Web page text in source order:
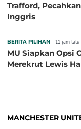
Trafford,
Inggris
BERITA PILIHAN 11 jam lalu
MU Siapkan Opsi
Merekrut Lewis
MANCHESTER